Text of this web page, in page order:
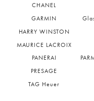
CHANEL
GARMIN
HARRY WINSTON
MAURICE LACROIX
PANERAI
PRESAGE
TAG Heuer